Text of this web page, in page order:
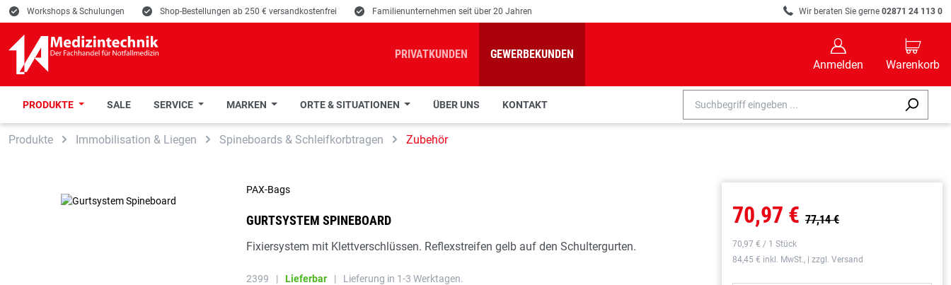
Zur Suche springen
Zur Hauptnavigation springen
E Workshops & Schulungen E Shop-Bestellungen ab 250 € versandkostenfrei E Familienunternehmen seit über 20 Jahren R Wir beraten Sie gerne 02871 24 113 0
PRIVATKUNDEN GEWERBEKUNDEN
B
Anmelden
C
Warenkorb
PRODUKTE SALE SERVICE MARKEN ORTE & SITUATIONEN ÜBER UNS KONTAKT
Produkte Immobilisation & Liegen Spineboards & Schleifkorbtragen Zubehör
GURTSYSTEM SPINEBOARD
PAX-Bags
Fixiersystem mit Klettverschlüssen. Reflexstreifen gelb auf den Schultergurten.
2399 | Lieferbar | Lieferung in 1-3 Werktagen.
70,97 € 77,14 €
70,97 € / 1 Stück
84,45 € inkl. MwSt., | zzgl. Versand